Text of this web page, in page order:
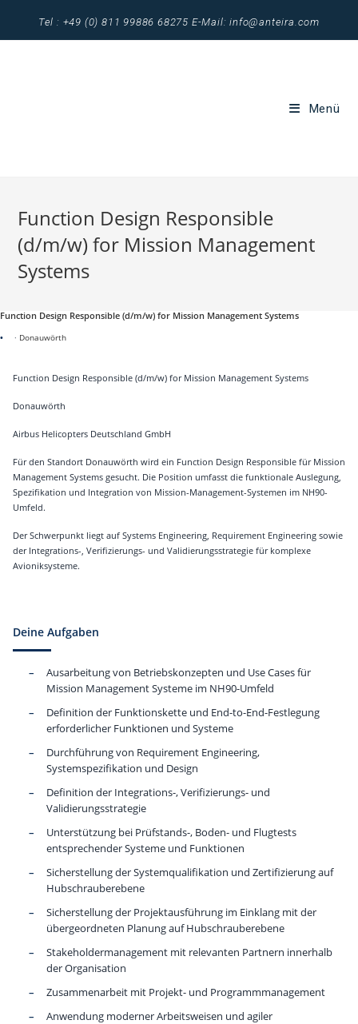
Tel : +49 (0) 811 99886 68275 E-Mail: info@anteira.com
Menü
Function Design Responsible
(d/m/w) for Mission Management
Systems
Function Design Responsible (d/m/w) for Mission Management Systems
· Donauwörth
Function Design Responsible (d/m/w) for Mission Management Systems
Donauwörth
Airbus Helicopters Deutschland GmbH
Für den Standort Donauwörth wird ein Function Design Responsible für Mission
Management Systems gesucht. Die Position umfasst die funktionale Auslegung,
Spezifikation und Integration von Mission-Management-Systemen im NH90-
Umfeld.
Der Schwerpunkt liegt auf Systems Engineering, Requirement Engineering sowie
der Integrations-, Verifizierungs- und Validierungsstrategie für komplexe
Avioniksysteme.
Deine Aufgaben
Ausarbeitung von Betriebskonzepten und Use Cases für
Mission Management Systeme im NH90-Umfeld
Definition der Funktionskette und End-to-End-Festlegung
erforderlicher Funktionen und Systeme
Durchführung von Requirement Engineering,
Systemspezifikation und Design
Definition der Integrations-, Verifizierungs- und
Validierungsstrategie
Unterstützung bei Prüfstands-, Boden- und Flugtests
entsprechender Systeme und Funktionen
Sicherstellung der Systemqualifikation und Zertifizierung auf
Hubschrauberebene
Sicherstellung der Projektausführung im Einklang mit der
übergeordneten Planung auf Hubschrauberebene
Stakeholdermanagement mit relevanten Partnern innerhalb
der Organisation
Zusammenarbeit mit Projekt- und Programmmanagement
Anwendung moderner Arbeitsweisen und agiler